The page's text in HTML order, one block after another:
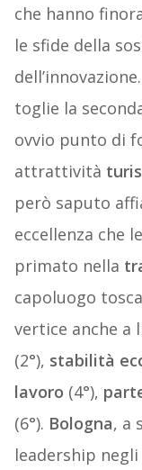
che hanno
le sfide della
dell’innovazione.
toglie la
ovvio punto di
attrattività
però saputo
eccellenza che
primato nella
capoluogo
vertice anche a
(2°), stabilità
lavoro (4°),
(6°). Bologna, a
leadership